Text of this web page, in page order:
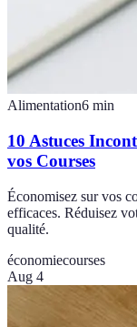
Alimentation6 min
10 Astuces
vos Courses
Économisez sur vos
efficaces. Réduisez
qualité.
économiecourses
Aug 4